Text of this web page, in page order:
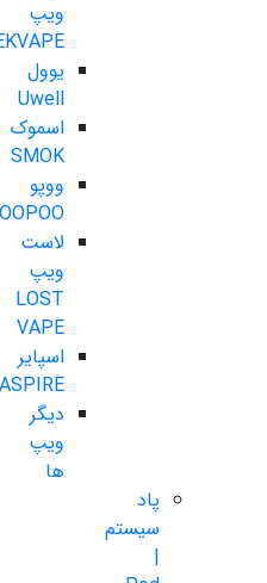
ویپ
یوول
Uwell
اسموک
SMOK
ووپو
لاست
ویپ
LOST
VAPE
اسپایر
ASPIRE
دیگر
ویپ
ها
پاد
سیستم
|